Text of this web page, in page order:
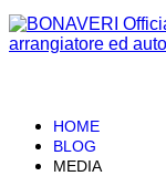
HOME
BLOG
MEDIA